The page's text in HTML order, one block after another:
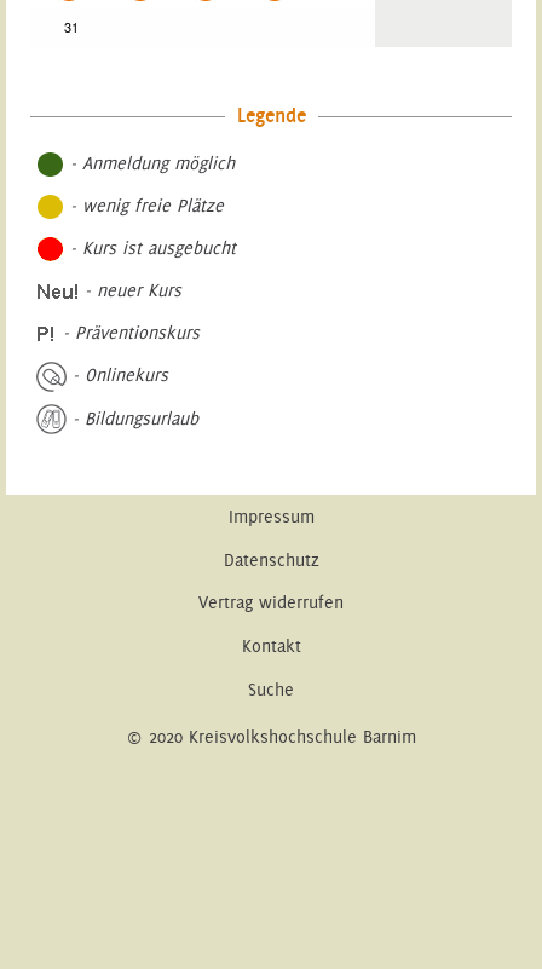
31
Legende
- Anmeldung möglich
- wenig freie Plätze
- Kurs ist ausgebucht
- neuer Kurs
- Präventionskurs
- Onlinekurs
- Bildungsurlaub
Impressum
Datenschutz
Vertrag widerrufen
Kontakt
Suche
© 2020 Kreisvolkshochschule Barnim